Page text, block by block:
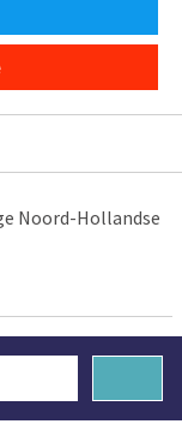
Noord-Hollandse